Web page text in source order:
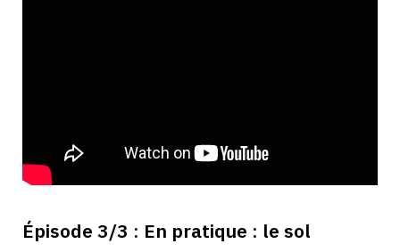
Épisode 3/3 : En pratique : le sol